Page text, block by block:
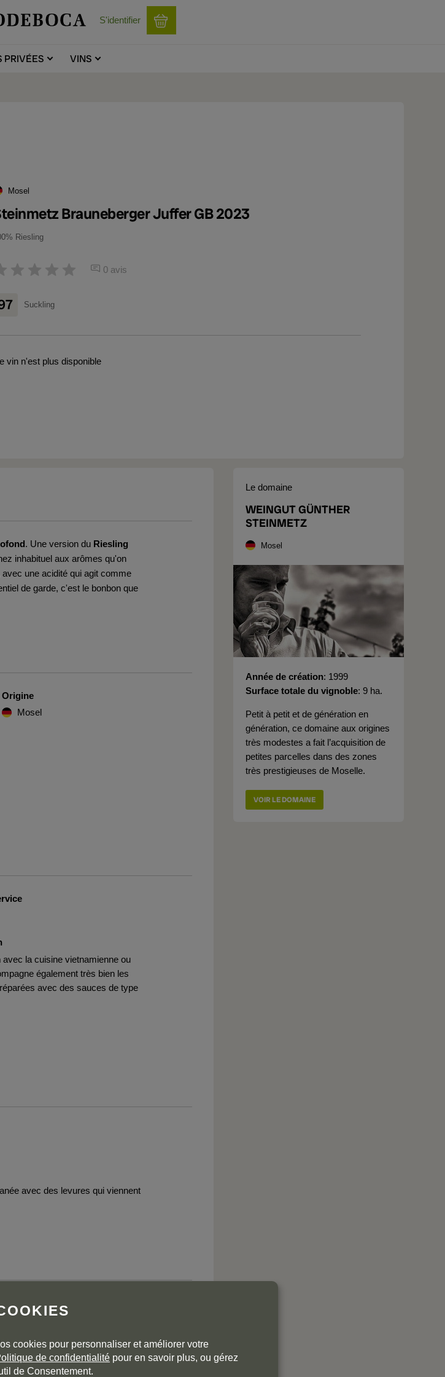
S'identifier
PRIVÉES VINS
Mosel
Brauneberger Juffer GB 2023
Riesling
0 avis
Suckling
vin n'est plus disponible
. Une version du Riesling
inhabituel aux arômes qu'on
avec une acidité qui agit comme
de garde, c'est le bonbon que
Origine
Mosel
la cuisine vietnamienne ou
également très bien les
avec des sauces de type
avec des levures qui viennent
picked up from the soil of
and crystalline medium-
or hold.
Le domaine
WEINGUT GÜNTHER
STEINMETZ
Mosel
Année de création 1999
Surface totale du vignoble 9 ha.
Petit à petit et de génération en
génération, ce domaine aux origines
très modestes a fait l’acquisition de
petites parcelles dans des zones
très prestigieuses de Moselle.
VOIR LE DOMAINE
cookies pour personnaliser et améliorer votre
de confidentialité pour en savoir plus, ou gérez
de Consentement.